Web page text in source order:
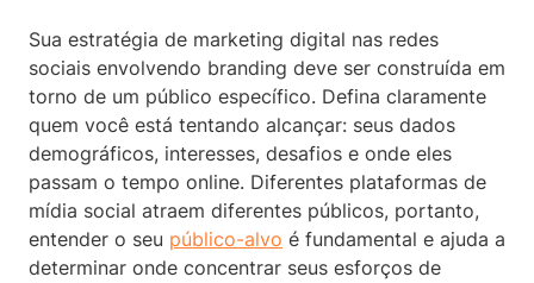
Sua estratégia de marketing digital nas redes
sociais envolvendo branding deve ser construída em
torno de um público específico. Defina claramente
quem você está tentando alcançar: seus dados
demográficos, interesses, desafios e onde eles
passam o tempo online. Diferentes plataformas de
mídia social atraem diferentes públicos, portanto,
entender o seu público-alvo é fundamental e ajuda a
determinar onde concentrar seus esforços de